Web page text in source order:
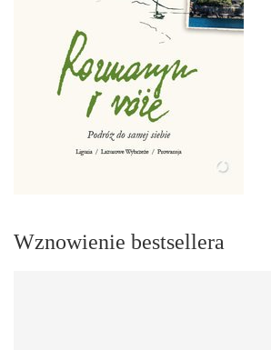
Wznowienie bestsellera